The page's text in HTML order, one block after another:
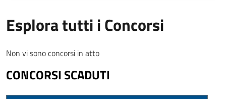
Esplora tutti i Concorsi
Non vi sono concorsi in atto
CONCORSI SCADUTI